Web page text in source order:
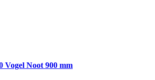
Vogel Noot 900 mm